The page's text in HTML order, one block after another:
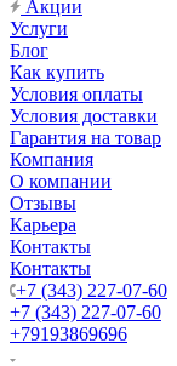
Акции
Услуги
Блог
Как купить
Условия оплаты
Условия доставки
Гарантия на товар
Компания
О компании
Отзывы
Карьера
Контакты
Контакты
+7 (343) 227-07-60
+7 (343) 227-07-60
+79193869696